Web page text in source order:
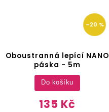
–20 %
Oboustranná lepící NANO
páska - 5m
135 Kč
Do košíku